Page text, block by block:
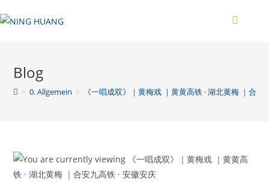
Inhalt
Blog
> 0. Allgemein > 《一唱成双》｜黄梅戏 ｜黄黄高铁 · 湖北黄梅 ｜合安